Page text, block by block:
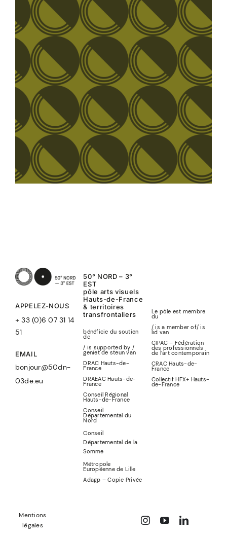
APPELEZ-NOUS
+ 33 (0)6 07 31 14
51
EMAIL
bonjour@50dn-
03de.eu
50° NORD – 3°
EST
pôle arts visuels
Hauts-de-France
& territoires
transfrontaliers
bénéficie du soutien
de
/ is supported by /
geniet de steun van
DRAC Hauts-de-
France
DRAEAC Hauts-de-
France
Conseil Régional
Hauts-de-France
Conseil
Départemental du
Nord
Conseil
Départemental de la
Somme
Métropole
Européenne de Lille
Adagp – Copie Privée
Le pôle est membre
du
/ is a member of/is
lid van
CIPAC – Fédération
des professionnels
de l’art contemporain
CRAC Hauts-de-
France
Collectif HFX+ Hauts-
de-France
Mentions
légales